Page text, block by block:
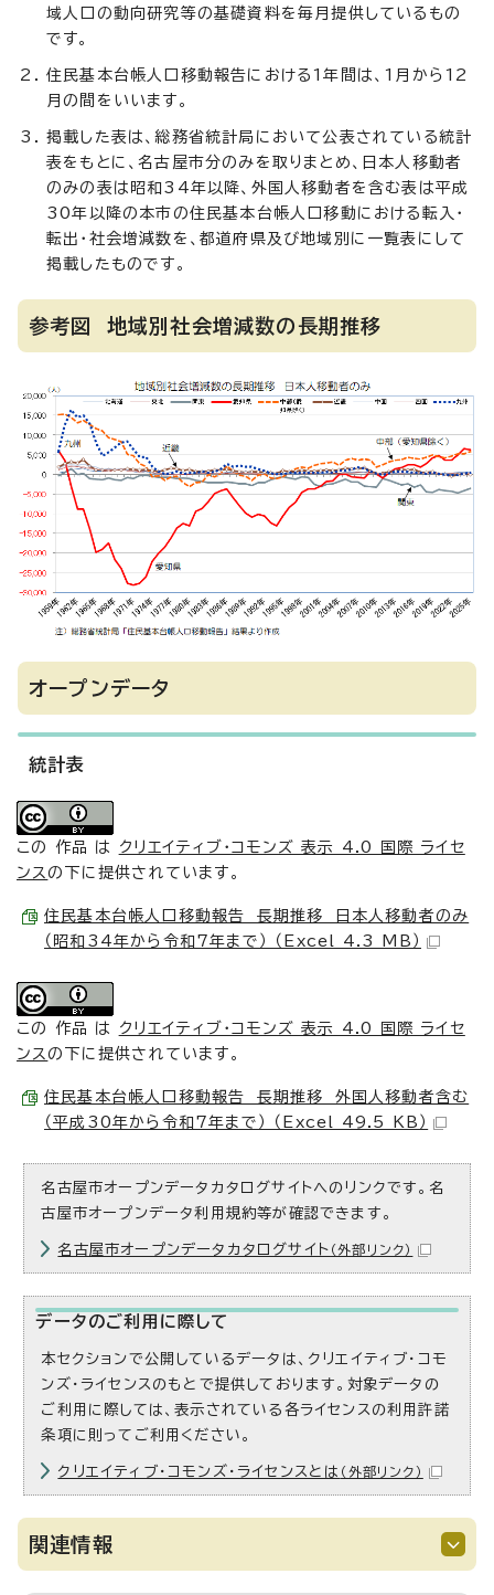
域人口の動向研究等の基礎資料を毎月提供しているもの
です。
住民基本台帳人口移動報告における1年間は、1月から12
月の間をいいます。
掲載した表は、総務省統計局において公表されている統計
表をもとに、名古屋市分のみを取りまとめ、日本人移動者
のみの表は昭和34年以降、外国人移動者を含む表は平成
30年以降の本市の住民基本台帳人口移動における転入・
転出・社会増減数を、都道府県及び地域別に一覧表にして
掲載したものです。
参考図 地域別社会増減数の長期推移
オープンデータ
統計表
この 作品 は クリエイティブ・コモンズ 表示 4.0 国際 ライセ
ンスの下に提供されています。
住民基本台帳人口移動報告 長期推移 日本人移動者のみ
（昭和34年から令和7年まで） （Excel 4.3 MB）
この 作品 は クリエイティブ・コモンズ 表示 4.0 国際 ライセ
ンスの下に提供されています。
住民基本台帳人口移動報告 長期推移 外国人移動者含む
（平成30年から令和7年まで） （Excel 49.5 KB）
名古屋市オープンデータカタログサイトへのリンクです。名
古屋市オープンデータ利用規約等が確認できます。
名古屋市オープンデータカタログサイト （外部リンク）
データのご利用に際して
本セクションで公開しているデータは、クリエイティブ・コモ
ンズ・ライセンスのもとで提供しております。対象データの
ご利用に際しては、表示されている各ライセンスの利用許諾
条項に則ってご利用ください。
クリエイティブ・コモンズ・ライセンスとは （外部リンク）
関連情報